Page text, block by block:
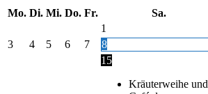
Mo. Di. Mi. Do. Fr. Sa.
1
3
4 5 6 7 8
15
Kräuterweihe und